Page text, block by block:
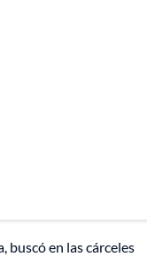
buscó en las cárceles